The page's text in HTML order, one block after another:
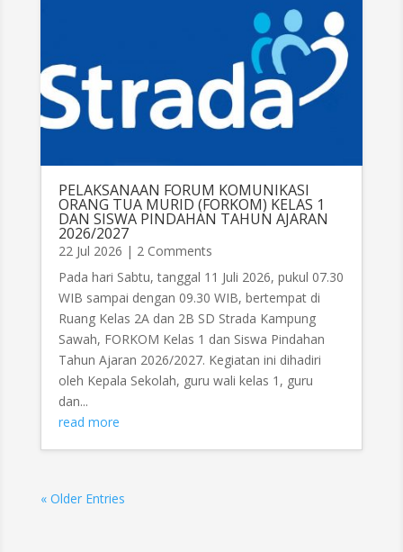
PELAKSANAAN FORUM KOMUNIKASI
ORANG TUA MURID (FORKOM) KELAS 1
DAN SISWA PINDAHAN TAHUN AJARAN
2026/2027
22 Jul 2026 | 2 Comments
Pada hari Sabtu, tanggal 11 Juli 2026, pukul 07.30
WIB sampai dengan 09.30 WIB, bertempat di
Ruang Kelas 2A dan 2B SD Strada Kampung
Sawah, FORKOM Kelas 1 dan Siswa Pindahan
Tahun Ajaran 2026/2027. Kegiatan ini dihadiri
oleh Kepala Sekolah, guru wali kelas 1, guru
dan...
read more
« Older Entries